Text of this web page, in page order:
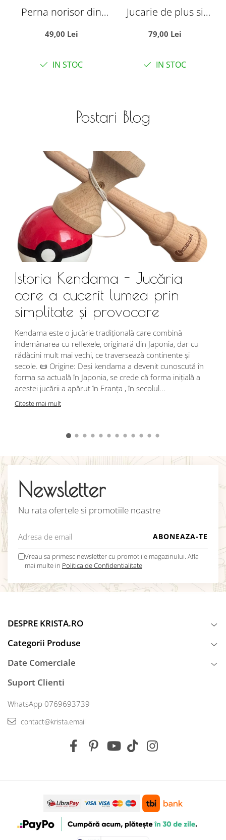
Perna norisor din
49,00 Lei
IN STOC
Jucarie de plus si
roz, 70 cm
79,00 Lei
IN STOC
Postari Blog
Istoria Kendama - Jucăria
care a cucerit lumea prin
simplitate și provocare
Kendama este o jucărie tradițională care combină
îndemânarea cu reflexele, originară din Japonia, dar cu
rădăcini mult mai vechi, ce traversează continente și
secole. 📜 Origine: Deși kendama a devenit cunoscută în
forma sa actuală în Japonia, se crede că forma inițială a
acestei jucării a apărut în Franța , în secolul...
Citeste mai mult
Newsletter
Nu rata ofertele si promotiile noastre
Vreau sa primesc newsletter cu promotiile magazinului. Afla
mai multe in Politica de Confidentialitate
DESPRE KRISTA.RO
Categorii Produse
Date Comerciale
Suport Clienti
WhatsApp 0769693739
contact@krista.email